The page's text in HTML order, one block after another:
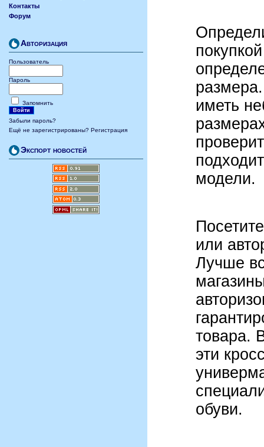
Контакты
Форум
Авторизация
Пользователь
Пароль
Запомнить
Забыли пароль?
Ещё не зарегистрированы? Регистрация
Экспорт новостей
иметь
модели.
или
Лучше
товара.
эти
обуви.